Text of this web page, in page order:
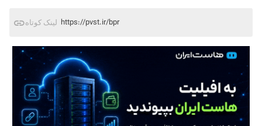
لینک کوتاه https://pvst.ir/bpr